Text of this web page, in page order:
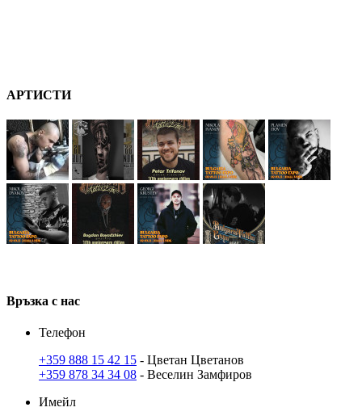
АРТИСТИ
Връзка с нас
Телефон
+359 888 15 42 15 - Цветан Цветанов
+359 878 34 34 08 - Веселин Замфиров
Имейл